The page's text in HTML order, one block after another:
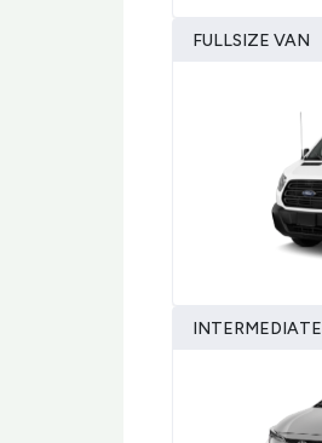
FULLSIZE VAN
INTERMEDIATE